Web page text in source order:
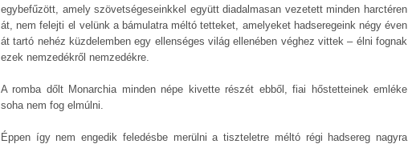
egybefűzött, amely szövetségeseinkkel együtt diadalmasan vezetett minden harctéren
át, nem felejti el velünk a bámulatra méltó tetteket, amelyeket hadseregeink négy éven
át tartó nehéz küzdelemben egy ellenséges világ ellenében véghez vittek – élni fognak
ezek nemzedékről nemzedékre.
A romba dőlt Monarchia minden népe kivette részét ebből, fiai hőstetteinek emléke
soha nem fog elmúlni.
Éppen így nem engedik feledésbe merülni a tiszteletre méltó régi hadsereg nagyra